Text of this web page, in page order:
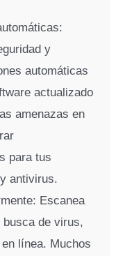
y
automáticas
actualizado
amenazas en
para tus
antivirus.
Escanea
de virus,
línea. Muchos